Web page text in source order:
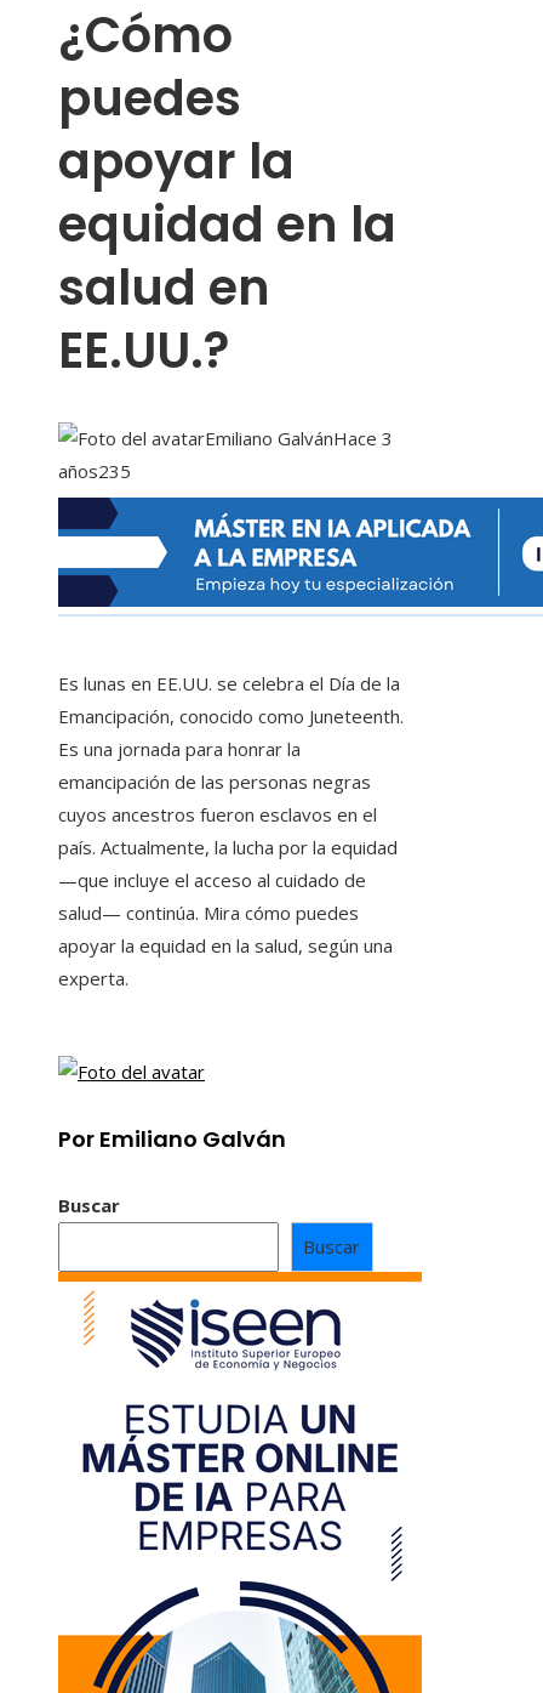
¿Cómo
puedes
apoyar la
equidad en la
salud en
EE.UU.?
Emiliano GalvánHace 3
años235
Es lunas en EE.UU. se celebra el Día de la
Emancipación, conocido como Juneteenth.
Es una jornada para honrar la
emancipación de las personas negras
cuyos ancestros fueron esclavos en el
país. Actualmente, la lucha por la equidad
—que incluye el acceso al cuidado de
salud— continúa. Mira cómo puedes
apoyar la equidad en la salud, según una
experta.
Por Emiliano Galván
Buscar
Buscar